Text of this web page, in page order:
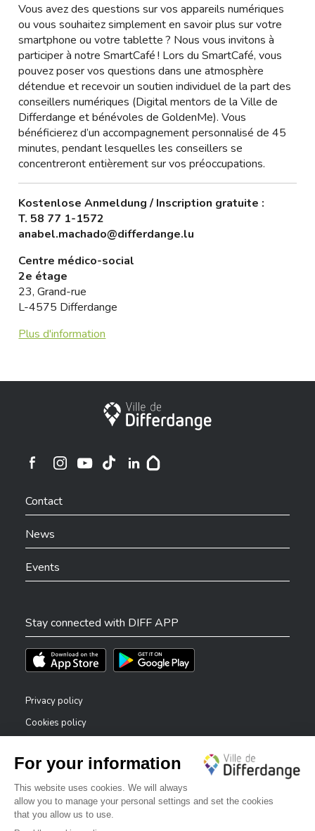
Vous avez des questions sur vos appareils numériques
ou vous souhaitez simplement en savoir plus sur votre
smartphone ou votre tablette ? Nous vous invitons à
participer à notre SmartCafé ! Lors du SmartCafé, vous
pouvez poser vos questions dans une atmosphère
détendue et recevoir un soutien individuel de la part des
conseillers numériques (Digital mentors de la Ville de
Differdange et bénévoles de GoldenMe). Vous
bénéficierez d’un accompagnement personnalisé de 45
minutes, pendant lesquelles les conseillers se
concentreront entièrement sur vos préoccupations.
Kostenlose Anmeldung / Inscription gratuite :
T. 58 77 1-1572
anabel.machado@differdange.lu
Centre médico-social
2e étage
23, Grand-rue
L-4575 Differdange
Plus d'information
City of Differdange
Ville de Differdange sur Instagram
Contact
News
Events
Stay connected with DIFF APP
Téléchargez l'app sur l'App StoreTéléchargez l'app sur Play Store
Privacy policy
Cookies policy
Accessibility statement
Reporting system — whistleblowers
✕
Bonjour, comment puis-je vous aider ?